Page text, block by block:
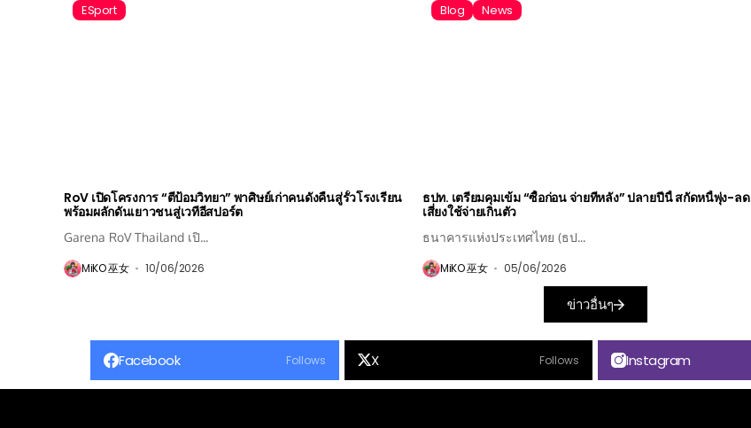
ESport
RoV เปิดโครงการ “ตีป้อมวิทยา” พาศิษย์เก่าคนดังคืนสู่รั้วโรงเรียน
พร้อมผลักดันเยาวชนสู่เวทีอีสปอร์ต
Garena RoV Thailand เปิ...
MiKO 巫女 10/06/2026
Blog News
ธปท. เตรียมคุมเข้ม “ซื้อก่อน จ่ายทีหลัง” ปลายปีนี้ สกัดหนี้พุ่ง-ลด
เสี่ยงใช้จ่ายเกินตัว
ธนาคารแห่งประเทศไทย (ธป...
MiKO 巫女 05/06/2026
ข่าวอื่นๆ
Facebook Follows X Follows Instagram